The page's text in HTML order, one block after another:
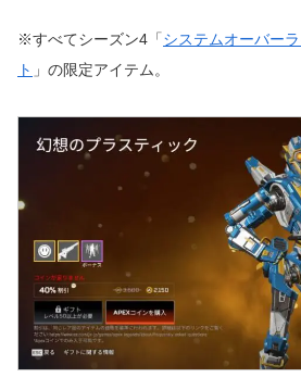
※すべてシーズン4「システムオーバー
ト 」の限定アイテム。